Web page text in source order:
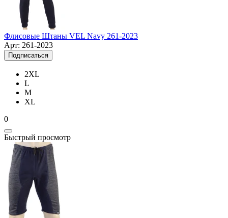
Флисовые Штаны VEL Navy 261-2023
Арт: 261-2023
Подписаться
2XL
L
M
XL
0
Быстрый просмотр